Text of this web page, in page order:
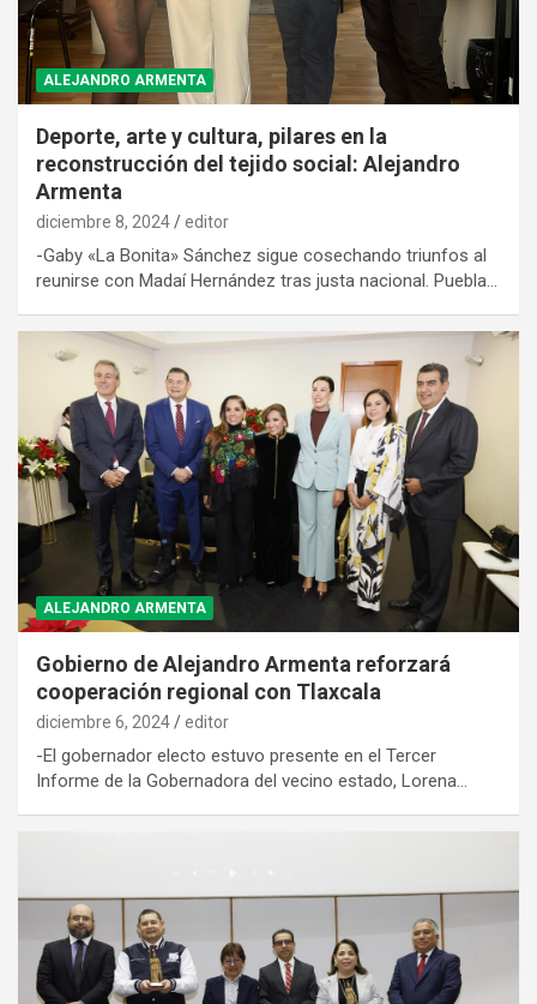
ALEJANDRO ARMENTA
Deporte, arte y cultura, pilares en la
reconstrucción del tejido social: Alejandro
Armenta
diciembre 8, 2024 editor
-Gaby «La Bonita» Sánchez sigue cosechando triunfos al
reunirse con Madaí Hernández tras justa nacional. Puebla…
ALEJANDRO ARMENTA
Gobierno de Alejandro Armenta reforzará
cooperación regional con Tlaxcala
diciembre 6, 2024 editor
-El gobernador electo estuvo presente en el Tercer
Informe de la Gobernadora del vecino estado, Lorena…